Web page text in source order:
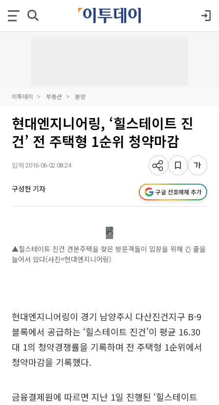
이투데이 부동산 분양
현대엔지니어링, ‘힐스테이트 진
건’ 전 주택형 1순위 청약마감
입력 2016-06-02 08:24
구성헌 기자 구글 선호매체 추가
▲힐스테이트 진건 견본주택을 찾은 방문객들이 입장을 위해 긴 줄을
늘어서 있다(사진=현대엔지니어링)
현대엔지니어링이 경기 남양주시 다산진건지구 B-9
블록에서 공급하는 ‘힐스테이트 진건’이 평균 16.30
대 1의 청약경쟁률을 기록하며 전 주택형 1순위에서
청약마감을 기록했다.
금융결제원에 따르면 지난 1일 진행된 ‘힐스테이트